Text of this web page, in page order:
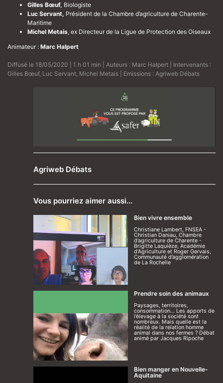
Gilles Bœuf, Biologiste
Luc Servant, Président de la Chambre d’agriculture de Charente-
Maritime
Michel Metais, ex Directeur de la Ligue de Protection des Oiseaux
Animateur : Marc Halpert
Diffusé le 18/05/2020 | 1 h 01 min | Auteurs : Marc Halpert | Intervenants :
Gilles Bœuf, Luc Servant Michel Metais | Emissions : Agriweb Débats
Agriweb Débats
Vous pourriez aimer aussi…
Bien vivre ensemble
Christiane Lambert, FNSEA -
Christian Daniau, Chambre
d’agriculture de Charente -
Brigitte Laquièze, Académie
d’Agriculture et Roger Gervais,
Communauté d’agglomération
de La Rochelle
Prendre soin des animaux
Paysages, territoires,
consommation… Les apports de
l’élevage à la société sont
nombreux. Mais quelle est la
réalité de la relation homme
animal dans nos fermes ? Débat
animé par Jacques Ripoche
Bien manger en Nouvelle-
Aquitaine